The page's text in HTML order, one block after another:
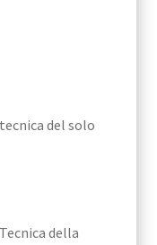
del solo
della